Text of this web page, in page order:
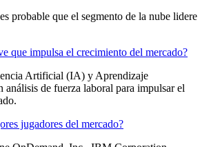
probable que el segmento de la nube lidere
que impulsa el crecimiento del mercado?
Artificial (IA) y Aprendizaje
de fuerza laboral para impulsar el
jugadores del mercado?